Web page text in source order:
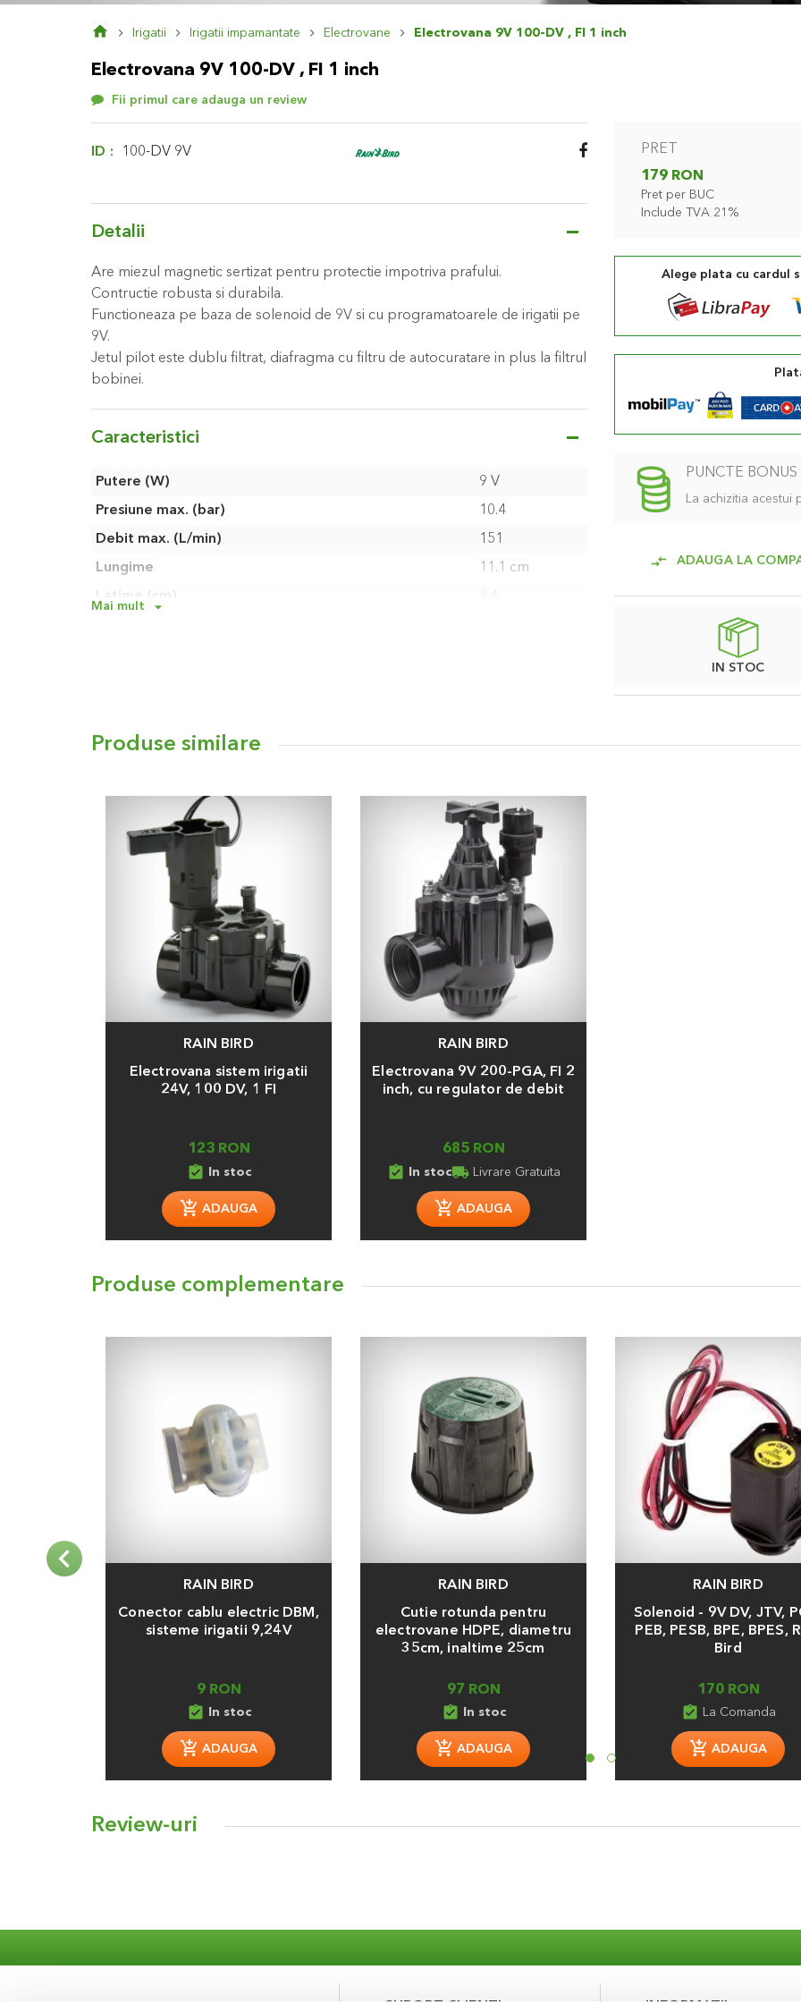
Irigatii Irigatii impamantate Electrovane Electrovana 9V 100-DV , FI 1 inch
Electrovana 9V 100-DV , FI 1 inch
Fii primul care adauga un review
PRET
179 RON
Pret per BUC
Include TVA 21%
Alege plata cu cardul
PUNCTE BONUS
La achizitia acestui
ADAUGA LA
IN STOC
ID 100-DV 9V
Detalii
Are miezul magnetic sertizat pentru protectie impotriva prafului.
Contructie robusta si durabila.
Functioneaza pe baza de solenoid de 9V si cu programatoarele de irigatii pe
9V.
Jetul pilot este dublu filtrat, diafragma cu filtru de autocuratare in plus la filtrul
bobinei.
Caracteristici
Caracteristici
Putere (W)
9 V
Presiune max. (bar)
10.4
Debit max. (L/min)
151
Lungime
11.1 cm
Latime (cm)
Diametru de refulare (mm)
Mai mult
Produse similare
RAIN BIRD
Electrovana sistem irigatii
24V, 100 DV, 1 FI
123 RON
assignment_turned_in In stoc
ADAUGA
RAIN BIRD
Electrovana 9V 200-PGA, FI 2
inch, cu regulator de debit
685 RON
assignment_turned_in In stoclocal_shipping Livrare Gratuita
ADAUGA
Produse complementare
RAIN BIRD
Conector cablu electric DBM,
sisteme irigatii 9,24V
9 RON
assignment_turned_in In stoc
ADAUGA
RAIN BIRD
Cutie rotunda pentru
electrovane HDPE, diametru
35cm, inaltime 25cm
97 RON
assignment_turned_in In stoc
ADAUGA
RAIN BIRD
Solenoid - 9V DV, JTV,
PEB, PESB, BPE, BPES,
Bird
170 RON
assignment_turned_in La Comanda
ADAUGA
Review-uri